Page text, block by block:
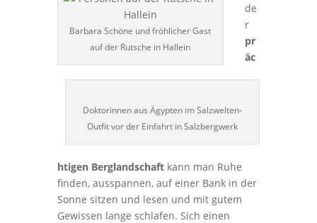
Barbara Schöne und fröhlicher Gast
auf der Rutsche in Hallein
Doktorinnen aus Ägypten im Salzwelten-
Outfit vor der Einfahrt in Salzbergwerk
de
r
pr
äc
htigen Berglandschaftkann man Ruhe
finden, ausspannen, auf einer Bank in der
Sonne sitzen und lesen und mit gutem
Gewissen lange schlafen. Sich einen